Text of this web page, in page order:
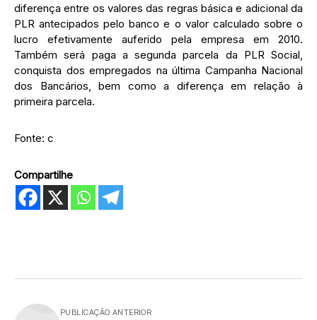
diferença entre os valores das regras básica e adicional da
PLR antecipados pelo banco e o valor calculado sobre o
lucro efetivamente auferido pela empresa em 2010.
Também será paga a segunda parcela da PLR Social,
conquista dos empregados na última Campanha Nacional
dos Bancários, bem como a diferença em relação à
primeira parcela.
Fonte: c
Compartilhe
PUBLICAÇÃO ANTERIOR